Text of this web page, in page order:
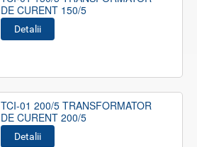
DE CURENT 150/5
Detalii
TCI-01 200/5 TRANSFORMATOR
DE CURENT 200/5
Detalii